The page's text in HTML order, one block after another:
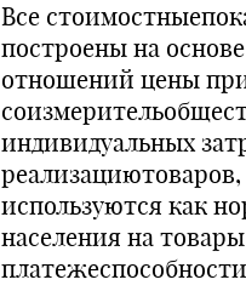
Все
построены на
отношений цены
индивидуальных
реализациютоваров,
используются как
населения на